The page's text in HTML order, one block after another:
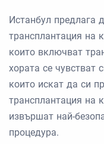
Истанбул предлага
трансплантация на
които включват
хората се чувстват
които искат да си
трансплантация на
извършат най-
процедура.